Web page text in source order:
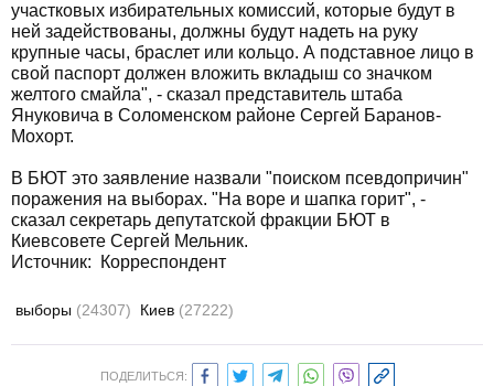
участковых избирательных комиссий, которые будут в
ней задействованы, должны будут надеть на руку
крупные часы, браслет или кольцо. А подставное лицо в
свой паспорт должен вложить вкладыш со значком
желтого смайла", - сказал представитель штаба
Януковича в Соломенском районе Сергей Баранов-
Мохорт.
В БЮТ это заявление назвали "поиском псевдопричин"
поражения на выборах. "На воре и шапка горит", -
сказал секретарь депутатской фракции БЮТ в
Киевсовете Сергей Мельник.
Источник:
Корреспондент
выборы (24307) Киев (27222)
ПОДЕЛИТЬСЯ: